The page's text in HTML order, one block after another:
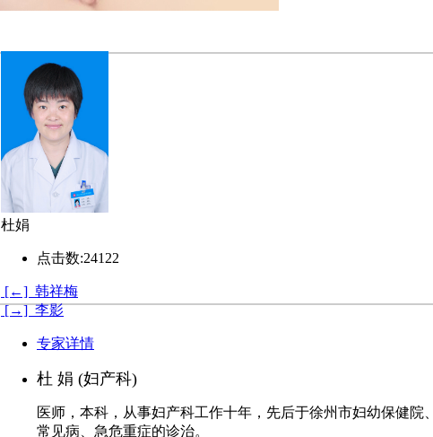
杜娟
点击数:24122
[←] 韩祥梅
[→] 李影
专家详情
杜 娟 (妇产科)
医师，本科，从事妇产科工作十年，先后于徐州市妇幼保健
常见病、急危重症的诊治。